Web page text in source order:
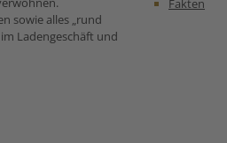
getr.
schwarze
getr.
gefr.-
sowie alles „rund
Ladengeschäft und
Fakten